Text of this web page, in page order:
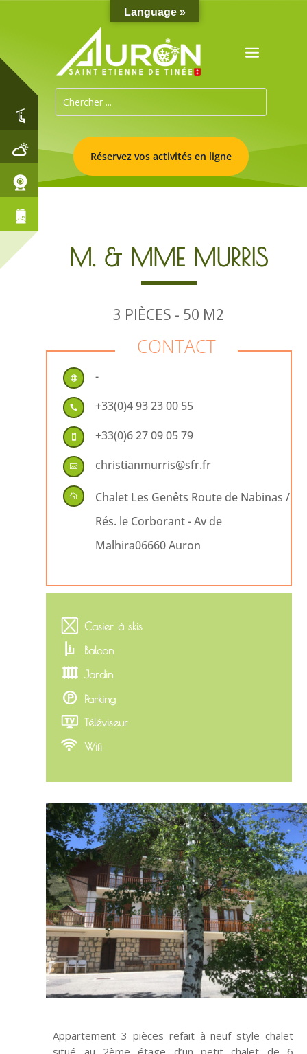
Réservez vos activités en ligne
M. & MME MURRIS
3 PIÈCES - 50 M2
CONTACT
 -
 +33(0)4 93 23 00 55
 +33(0)6 27 09 05 79
 christianmurris@sfr.fr

Chalet Les Genêts Route de Nabinas /
Rés. le Corborant - Av de
Malhira06660 Auron
Casier à skis
Balcon
Jardin
Parking
Téléviseur
Wifi
Appartement 3 pièces refait à neuf style chalet
Language »